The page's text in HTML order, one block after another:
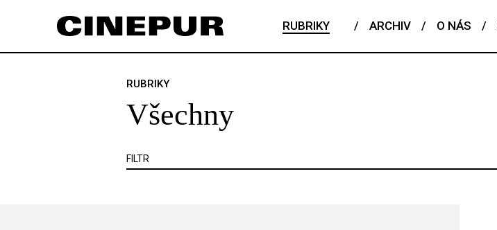
RUBRIKY / ARCHIV / O NÁS /
RUBRIKY
Všechny
FILTR
Článek je zadarmo
KNIHA KRITIKA